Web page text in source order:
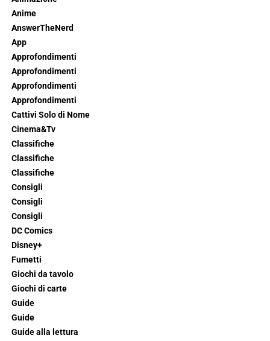
Anime
AnswerTheNerd
App
Approfondimenti
Approfondimenti
Approfondimenti
Approfondimenti
Cattivi Solo di Nome
Cinema&Tv
Classifiche
Classifiche
Classifiche
Consigli
Consigli
Consigli
DC Comics
Disney+
Fumetti
Giochi da tavolo
Giochi di carte
Guide
Guide
Guide alla lettura